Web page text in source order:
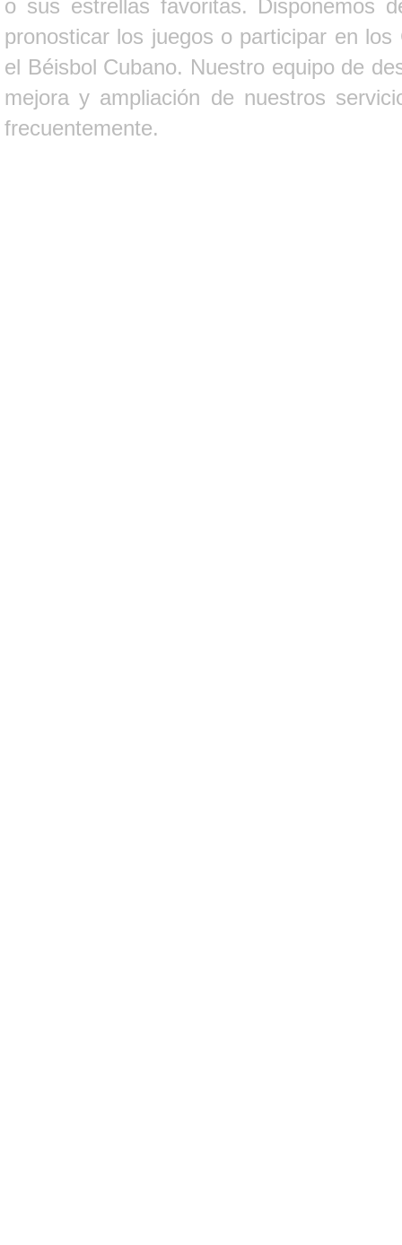
o sus estrellas favoritas. Disponemos
pronosticar los juegos o participar en
el Béisbol Cubano. Nuestro equipo de
mejora y ampliación de nuestros
frecuentemente.